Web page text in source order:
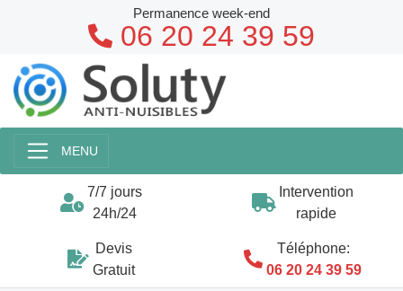
MENU
7/7 jours
24h/24
Intervention
rapide
Devis
Gratuit
Téléphone:
06 20 24 39 59
Permanence week-end
06 20 24 39 59